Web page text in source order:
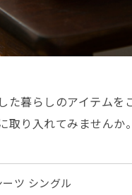
た暮らしのアイテムを
り入れてみませんか。
ツ シングル